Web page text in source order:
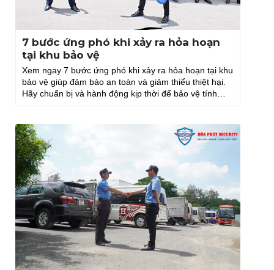
7 bước ứng phó khi xảy ra hỏa hoạn
tại khu bảo vệ
Xem ngay 7 bước ứng phó khi xảy ra hỏa hoạn tại khu
bảo vệ giúp đảm bảo an toàn và giảm thiểu thiệt hại.
Hãy chuẩn bị và hành động kịp thời để bảo vệ tính